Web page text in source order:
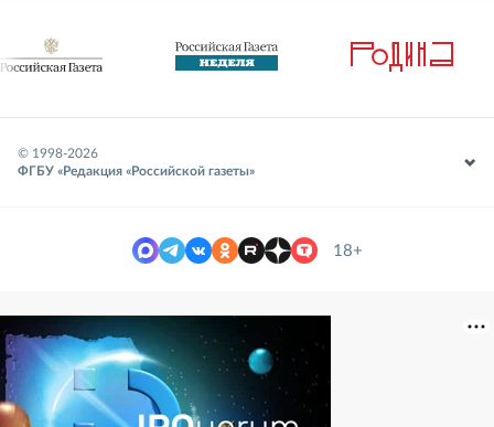
© 1998-2026
ФГБУ «Редакция «Российской газеты»
18+